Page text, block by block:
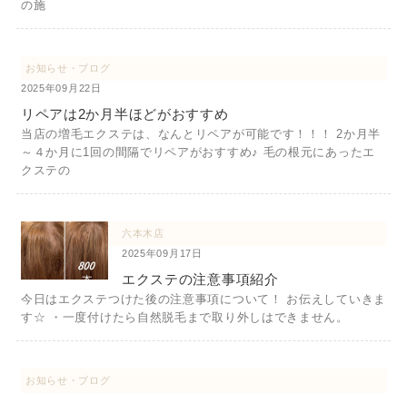
の施
お知らせ・ブログ
2025年09月22日
リペアは2か月半ほどがおすすめ
当店の増毛エクステは、なんとリペアが可能です！！！ 2か月半
～４か月に1回の間隔でリペアがおすすめ♪ 毛の根元にあったエ
クステの
六本木店
2025年09月17日
エクステの注意事項紹介
今日はエクステつけた後の注意事項について！ お伝えしていきま
す☆ ・一度付けたら自然脱毛まで取り外しはできません。
お知らせ・ブログ